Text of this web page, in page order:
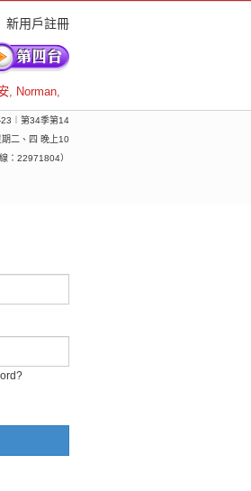
新用戶註冊
, Norman,
23︱第34季第14
二、四 晚上10
：22971804）